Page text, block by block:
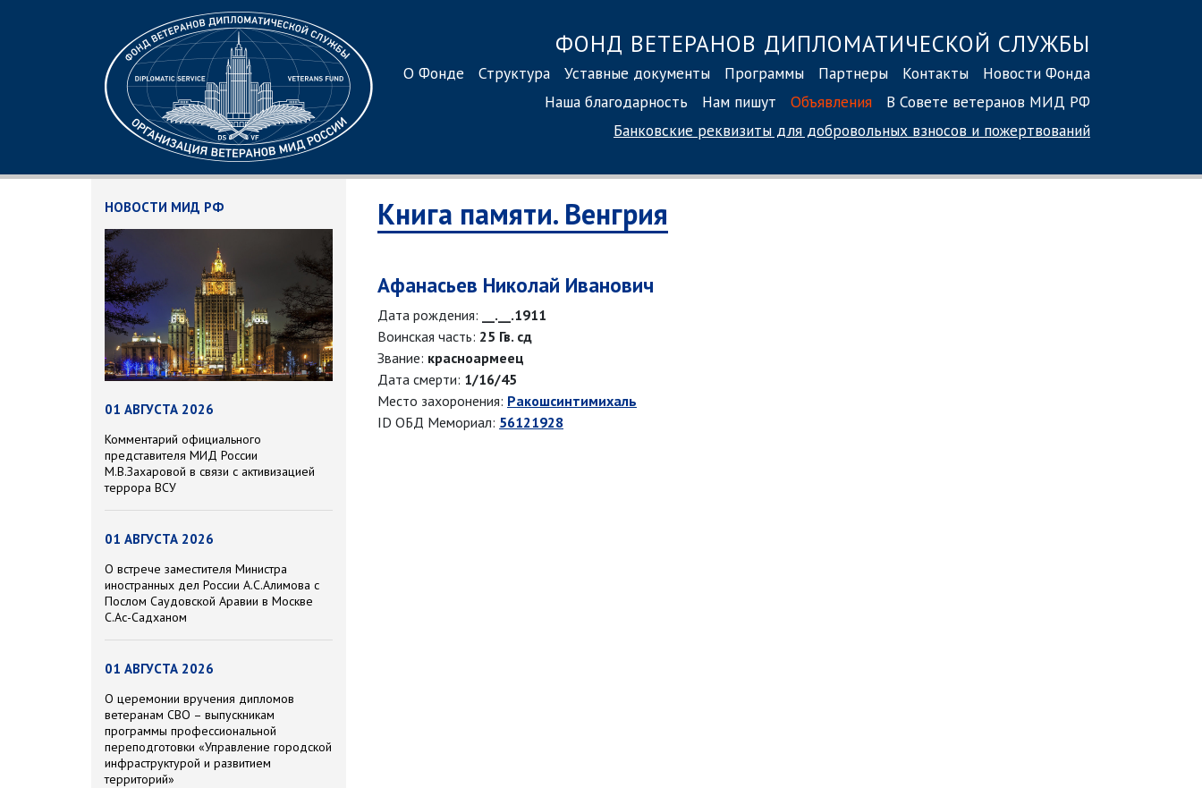
ФОНД ВЕТЕРАНОВ ДИПЛОМАТИЧЕСКОЙ СЛУЖБЫ
О Фонде Структура Уставные документы Программы Партнеры Контакты
Новости Фонда
Наша благодарность
Нам пишут Объявления
В Совете ветеранов МИД РФ
Банковские реквизиты для добровольных взносов и пожертвований
НОВОСТИ МИД РФ
01 АВГУСТА 2026
Комментарий официального
представителя МИД России
М.В.Захаровой в связи с активизацией
террора ВСУ
01 АВГУСТА 2026
О встрече заместителя Министра
иностранных дел России А.С.Алимова с
Послом Саудовской Аравии в Москве
С.Ас-Садханом
01 АВГУСТА 2026
О церемонии вручения дипломов
ветеранам СВО – выпускникам
программы профессиональной
переподготовки «Управление городской
инфраструктурой и развитием
территорий»
Книга памяти. Венгрия
Афанасьев Николай Иванович
Дата рождения:
__.__.1911
Воинская часть: 25 Гв. сд
Звание: красноармеец
Дата смерти: 1/16/45
Место захоронения: Ракошсинтимихаль
ID ОБД Мемориал: 56121928